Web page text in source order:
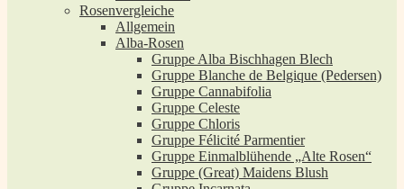
Rosenvergleiche
Allgemein
Alba-Rosen
Gruppe Alba Bischhagen Blech
Gruppe Blanche de Belgique (Pedersen)
Gruppe Cannabifolia
Gruppe Celeste
Gruppe Chloris
Gruppe Félicité Parmentier
Gruppe Einmalblühende „Alte Rosen“
Gruppe (Great) Maidens Blush